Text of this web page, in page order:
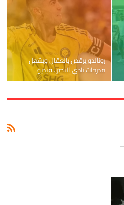
رونالدو يرقص بالعقال ويشعل
مدرجات نادي النصر ..فيديو